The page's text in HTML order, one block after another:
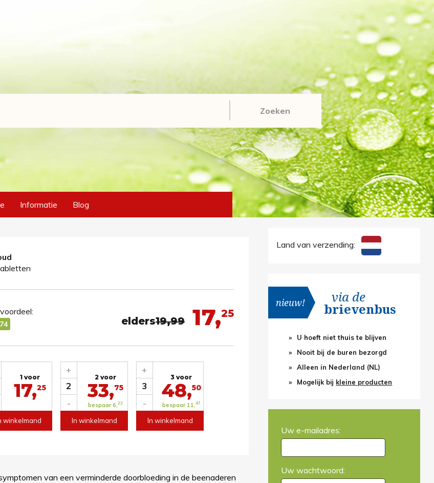
Zoeken
Informatie Blog
17,25
elders19,99
1 voor
17,25
winkelmand
2
-
+
2 voor
33,75
bespaar 6,23
In winkelmand
3
-
+
3 voor
48,50
bespaar 11,47
In winkelmand
van een verminderde doorbloeding in de beenaderen
Land van verzending:
nieuw! via de
brievenbus
U hoeft niet thuis te blijven
Nooit bij de buren bezorgd
Alleen in Nederland (NL)
Mogelijk bij kleine producten
Uw e-mailadres:
Uw wachtwoord: